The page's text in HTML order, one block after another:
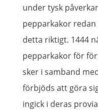
under tysk
pepparkakor redan
detta riktigt. 1444
pepparkakor för
sker i samband
förbjöds att göra
ingick i deras